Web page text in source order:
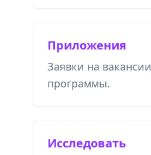
Приложения
Заявки на
программы.
Исследовать